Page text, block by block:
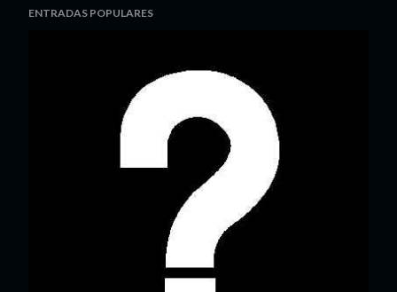
ENTRADAS POPULARES